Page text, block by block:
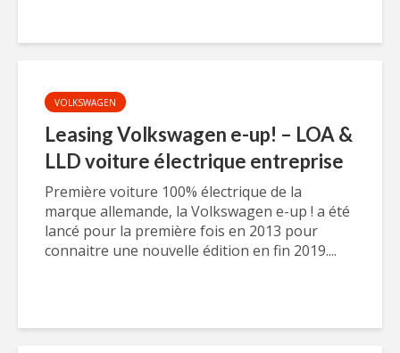
VOLKSWAGEN
Leasing Volkswagen e-up! – LOA &
LLD voiture électrique entreprise
Première voiture 100% électrique de la
marque allemande, la Volkswagen e-up ! a été
lancé pour la première fois en 2013 pour
connaitre une nouvelle édition en fin 2019....